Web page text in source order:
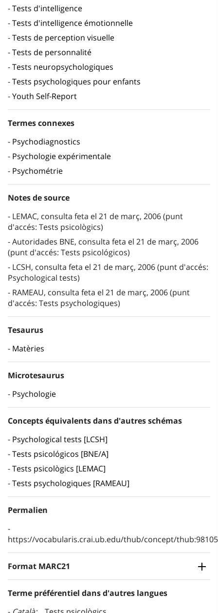
Tests d'intelligence
Tests d'intelligence émotionnelle
Tests de perception visuelle
Tests de personnalité
Tests neuropsychologiques
Tests psychologiques pour enfants
Youth Self-Report
Termes connexes
Psychodiagnostics
Psychologie expérimentale
Psychométrie
Notes de source
LEMAC, consulta feta el 21 de març, 2006 (punt
d'accés: Tests psicològics)
Autoridades BNE, consulta feta el 21 de març, 2006
(punt d'accés: Tests psicológicos)
LCSH, consulta feta el 21 de març, 2006 (punt d'accés:
Psychological tests)
RAMEAU, consulta feta el 21 de març, 2006 (punt
d'accés: Tests psychologiques)
Tesaurus
Matèries
Microtesaurus
Psychologie
Concepts équivalents dans d'autres schémas
Psychological tests [LCSH]
Tests psicológicos [BNE/A]
Tests psicològics [LEMAC]
Tests psychologiques [RAMEAU]
Permalien
https://vocabularis.crai.ub.edu/thub/concept/
Format MARC21
Terme préférentiel dans d'autres langues